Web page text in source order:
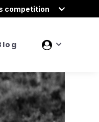
competition